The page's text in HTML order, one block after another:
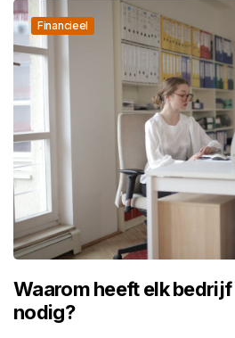
Financieel
Waarom heeft elk
nodig?